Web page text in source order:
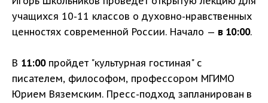
учащихся 10-11 классов о духовно-нравственных
ценностях современной России. Начало — в 10:00.
В 11:00пройдет "культурная гостиная" с
писателем, философом, профессором МГИМО
Юрием Вяземским. Пресс-подход запланирован в